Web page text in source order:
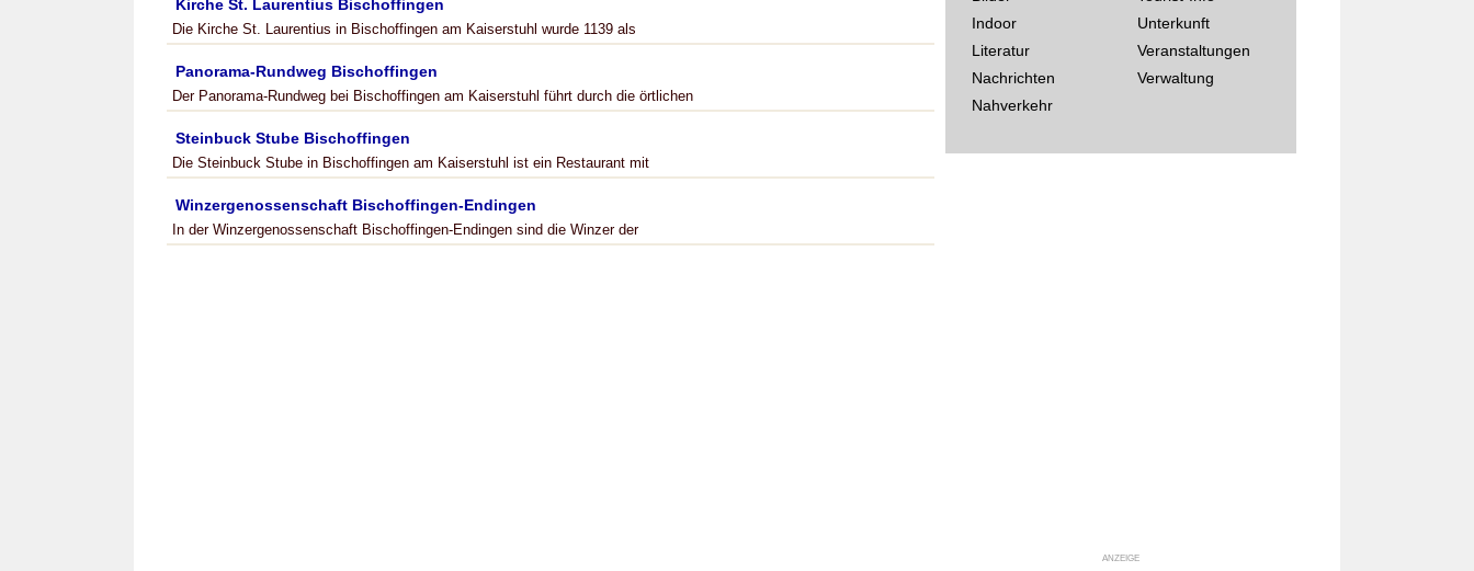
Kirche St. Laurentius Bischoffingen
Die Kirche St. Laurentius in Bischoffingen am Kaiserstuhl wurde 1139 als
Panorama-Rundweg Bischoffingen
Der Panorama-Rundweg bei Bischoffingen am Kaiserstuhl führt durch die örtlichen
Steinbuck Stube Bischoffingen
Die Steinbuck Stube in Bischoffingen am Kaiserstuhl ist ein Restaurant mit
Winzergenossenschaft Bischoffingen-Endingen
In der Winzergenossenschaft Bischoffingen-Endingen sind die Winzer der
Indoor
Literatur
Nachrichten
Nahverkehr
Unterkunft
Veranstaltungen
Verwaltung
ANZEIGE